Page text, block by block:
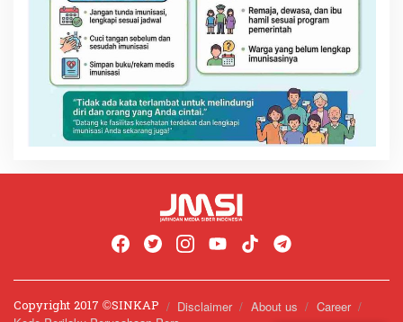
Copyright 2017 ©️SINKAP Disclaimer About us
Career